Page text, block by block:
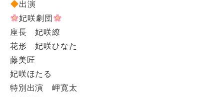
出演
妃咲劇団
座長 妃咲繚
花形 妃咲ひなた
藤美匠
妃咲ほたる
特別出演 岬寛太